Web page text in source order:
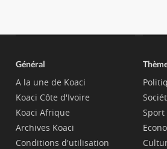
Général
A la une de Koaci
Koaci Côte d'Ivoire
Koaci Afrique
Archives Koaci
Conditions d'utilisation
Sport